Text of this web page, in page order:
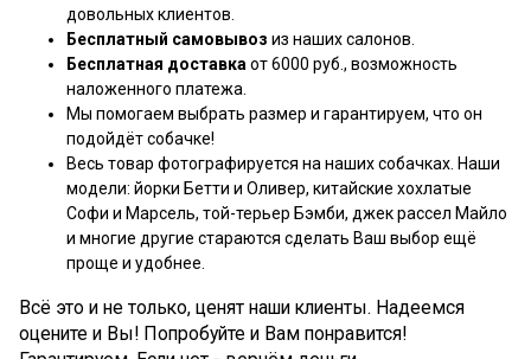
довольных клиентов.
Бесплатный самовывоз из наших салонов.
Бесплатная доставка от 6000 руб., возможность
наложенного платежа.
Мы помогаем выбрать размер и гарантируем, что он
подойдёт собачке!
Весь товар фотографируется на наших собачках. Наши
модели: йорки Бетти и Оливер, китайские хохлатые
Софи и Марсель, той-терьер Бэмби, джек рассел Майло
и многие другие стараются сделать Ваш выбор ещё
проще и удобнее.
Всё это и не только, ценят наши клиенты. Надеемся
оцените и Вы! Попробуйте и Вам понравится!